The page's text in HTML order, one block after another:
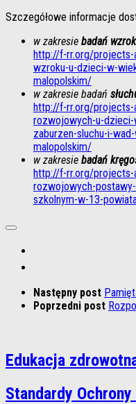
Szczegółowe informacje
w zakresie badań
http://f-rr.org/projects-
wzroku-u-dzieci-w-
malopolskim/
w zakresie badań
http://f-rr.org/projects-
rozwojowych-u-
zaburzen-sluchu-i-
malopolskim/
w zakresie badań
http://f-rr.org/projects-
rozwojowych-
szkolnym-w-13-
Następny post
Poprzedni post
Edukacja
Standardy